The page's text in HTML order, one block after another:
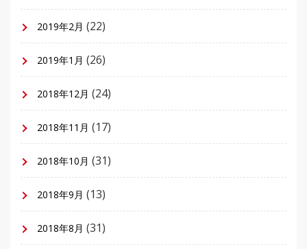
2019年2月 (22)
2019年1月 (26)
2018年12月 (24)
2018年11月 (17)
2018年10月 (31)
2018年9月 (13)
2018年8月 (31)